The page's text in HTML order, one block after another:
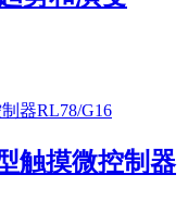
触摸微控制器